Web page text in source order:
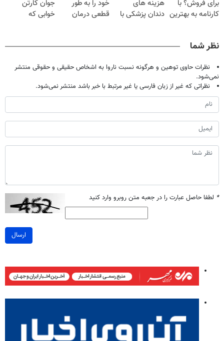
برای فروش؟ با
کارنامه به بهترین
هزینه های
دندان پزشکی با
خود را به طور
قطعی درمان
جوان کارتن
خوابی که
نظر شما
نظرات حاوی توهین و هرگونه نسبت ناروا به اشخاص حقیقی و حقوقی منتشر
نمی‌شود.
نظراتی که غیر از زبان فارسی یا غیر مرتبط با خبر باشد منتشر نمی‌شود.
* لطفا حاصل عبارت را در جعبه متن روبرو وارد کنید
ارسال